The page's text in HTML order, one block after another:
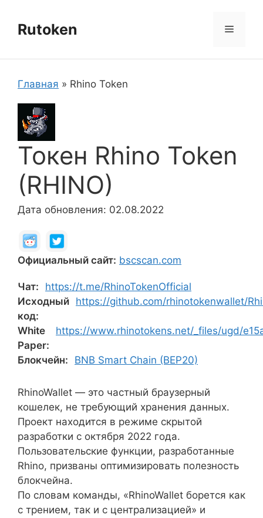
содержимому
Rutoken Меню
Главная » Rhino Token
Токен Rhino Token
(RHINO)
Дата обновления: 02.08.2022
Официальный сайт: bscscan.com
Чат:
https://t.me/RhinoTokenOfficial
Исходный
код:
https://github.com/rhinotokenwallet/
White
Paper:
https://www.rhinotokens.net/_files/ugd/
Блокчейн: BNB Smart Chain (BEP20)
RhinoWallet — это частный браузерный
кошелек, не требующий хранения данных.
Проект находится в режиме скрытой
разработки с октября 2022 года.
Пользовательские функции, разработанные
Rhino, призваны оптимизировать полезность
блокчейна.
По словам команды, «RhinoWallet борется как
с трением, так и с централизацией» и